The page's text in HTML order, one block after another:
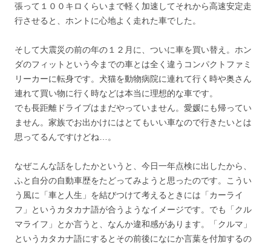
張って１００キロくらいまで軽く加速してそれから高速安定走
行させると、ホントに心地よく走れた車でした。
そして大震災の前の年の１２月に、ついに車を買い替え。ホン
ダのフィットという今までの車とは全く違うコンパクトファミ
リーカーに転身です。犬猫を動物病院に連れて行く時や奥さん
連れて買い物に行く時などは本当に理想的な車です。
でも長距離ドライブはまだやっていません。愛媛にも帰ってい
ません。家族でお出かけにはとてもいい車なので行きたいとは
思ってるんですけどね…。
なぜこんな話をしたかというと、今日一年点検に出したから、
ふと自分の自動車歴をたどってみようと思ったのです。こうい
う風に「車と人生」を結びつけて考えるときには「カーライ
フ」というカタカナ語が合うようなイメージです。でも「クル
マライフ」とか言うと、なんか違和感があります。「クルマ」
というカタカナ語にするとその前後になにか言葉を付加するの